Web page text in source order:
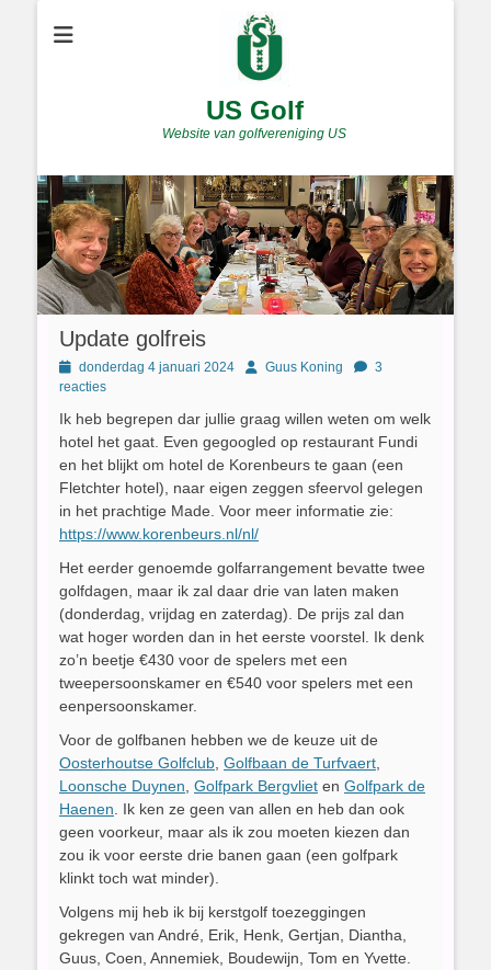
US Golf
Website van golfvereniging US
Update golfreis
Geplaatst
op
donderdag 4 januari 2024 AuthorGuus Koning
3
reacties
Ik heb begrepen dar jullie graag willen weten om welk
hotel het gaat. Even gegoogled op restaurant Fundi
en het blijkt om hotel de Korenbeurs te gaan (een
Fletchter hotel), naar eigen zeggen sfeervol gelegen
in het prachtige Made. Voor meer informatie zie:
https://www.korenbeurs.nl/nl/
Het eerder genoemde golfarrangement bevatte twee
golfdagen, maar ik zal daar drie van laten maken
(donderdag, vrijdag en zaterdag). De prijs zal dan
wat hoger worden dan in het eerste voorstel. Ik denk
zo’n beetje €430 voor de spelers met een
tweepersoonskamer en €540 voor spelers met een
eenpersoonskamer.
Voor de golfbanen hebben we de keuze uit de
Oosterhoutse Golfclub Golfbaan de Turfvaert
Loonsche Duynen Golfpark Bergvliet en Golfpark de
Haenen . Ik ken ze geen van allen en heb dan ook
geen voorkeur, maar als ik zou moeten kiezen dan
zou ik voor eerste drie banen gaan (een golfpark
klinkt toch wat minder).
Volgens mij heb ik bij kerstgolf toezeggingen
gekregen van André, Erik, Henk, Gertjan, Diantha,
Guus, Coen, Annemiek, Boudewijn, Tom en Yvette.